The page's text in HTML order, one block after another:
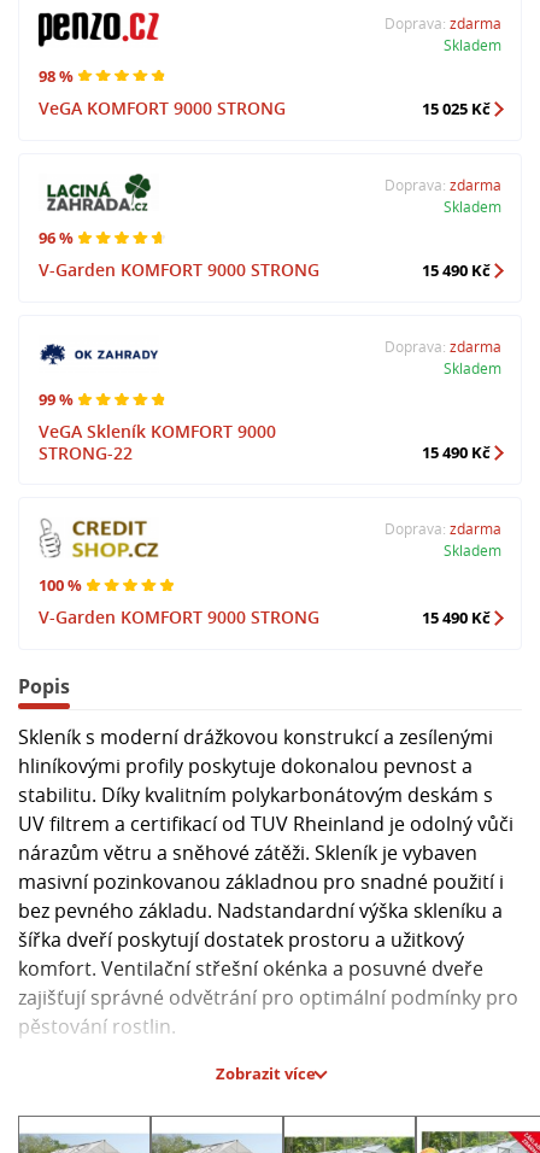
98 %
VeGA KOMFORT 9000 STRONG
Doprava: zdarma
Skladem
15 025 Kč
96 %
V-Garden KOMFORT 9000 STRONG
Doprava: zdarma
Skladem
15 490 Kč
99 %
VeGA Skleník KOMFORT 9000
STRONG-22
Doprava: zdarma
Skladem
15 490 Kč
100 %
V-Garden KOMFORT 9000 STRONG
Doprava: zdarma
Skladem
15 490 Kč
Popis
Skleník s moderní drážkovou konstrukcí a zesílenými
hliníkovými profily poskytuje dokonalou pevnost a
stabilitu. Díky kvalitním polykarbonátovým deskám s
UV filtrem a certifikací od TUV Rheinland je odolný vůči
nárazům větru a sněhové zátěži. Skleník je vybaven
masivní pozinkovanou základnou pro snadné použití i
bez pevného základu. Nadstandardní výška skleníku a
šířka dveří poskytují dostatek prostoru a užitkový
komfort. Ventilační střešní okénka a posuvné dveře
zajišťují správné odvětrání pro optimální podmínky pro
pěstování rostlin.
- Plocha: 9.5 m2
- Konstrukce: Hliníková
Zobrazit více